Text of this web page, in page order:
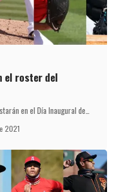
el roster del
en el Día Inaugural de…
2021